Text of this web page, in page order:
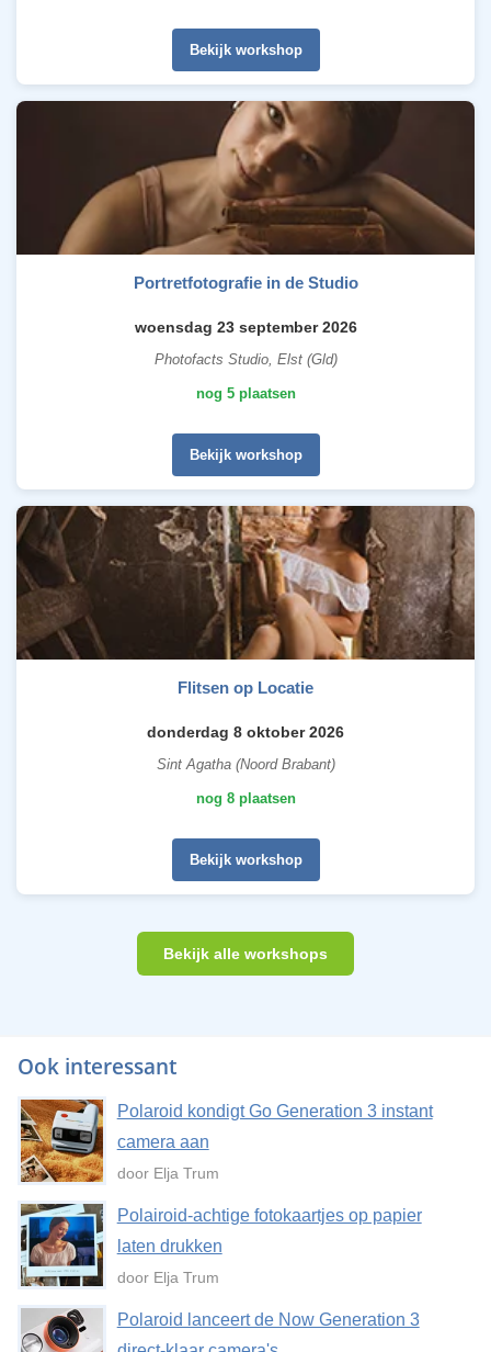
Bekijk workshop
Portretfotografie in de Studio
woensdag 23 september 2026
Photofacts Studio, Elst (Gld)
nog 5 plaatsen
Bekijk workshop
Flitsen op Locatie
donderdag 8 oktober 2026
Sint Agatha (Noord Brabant)
nog 8 plaatsen
Bekijk workshop
Bekijk alle workshops
Ook interessant
Polaroid kondigt Go Generation 3 instant
camera aan
door Elja Trum
Polairoid-achtige fotokaartjes op papier
laten drukken
door Elja Trum
Polaroid lanceert de Now Generation 3